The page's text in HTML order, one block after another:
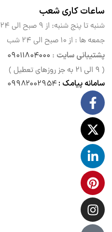
ساعات کاری شعب
شنبه تا پنج شنبه: از ۹ صبح الی
۲۴ شب
جمعه ها : از ۱۰ صبح الی ۲۴ شب
پشتیبانی سایت : ۰۹۰۱۱۸۰۴۰۰۰
( ۹ الی ۲۱ به جز روزهای تعطیل )
سامانه پیامک : ۰۹۹۸۲۰۰۲۹۵۴